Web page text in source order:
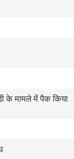
के मामले में पैक किया